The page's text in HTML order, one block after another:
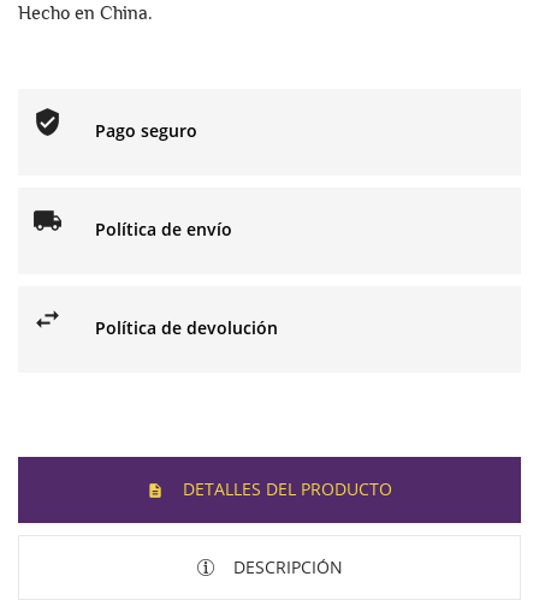
Hecho en China.
Pago seguro
Política de envío
Política de devolución
DETALLES DEL PRODUCTO
DESCRIPCIÓN